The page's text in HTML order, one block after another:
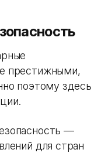
престижными,
поэтому здесь
—
для стран